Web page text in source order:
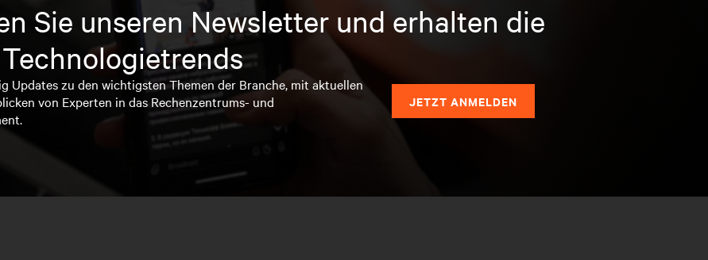
Sie unseren Newsletter und erhalten die
Updates zu den wichtigsten Themen der Branche, mit aktuellen
von Experten in das Rechenzentrums- und
JETZT ANMELDEN